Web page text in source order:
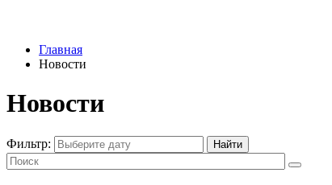
Главная
Новости
Новости
Фильтр: